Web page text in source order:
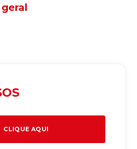
CLIQUE AQUI